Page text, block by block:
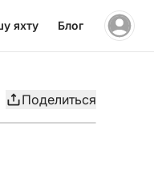
яхту Блог
Поделиться